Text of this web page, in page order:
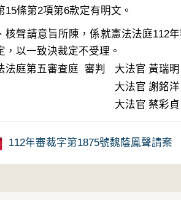
核聲請意旨所陳，係就憲法法庭112
，以一致決裁定不受理。
法庭第五審查庭 審判
大法官 黃瑞明
大法官 謝銘洋
大法官 蔡彩貞
112年審裁字第1875號魏蔭鳳聲請案